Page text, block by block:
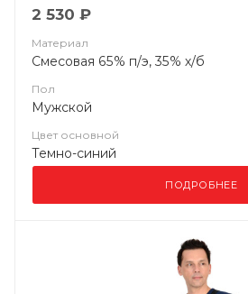
2 530 ₽
Материал
Смесовая 65% п/э, 35% х/б
Пол
Мужской
Цвет основной
Темно-синий
ПОДРОБНЕЕ